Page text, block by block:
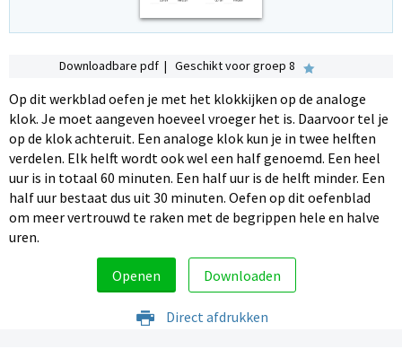
Downloadbare pdf | Geschikt voor groep 8
Op dit werkblad oefen je met het klokkijken op de analoge
klok. Je moet aangeven hoeveel vroeger het is. Daarvoor tel je
op de klok achteruit. Een analoge klok kun je in twee helften
verdelen. Elk helft wordt ook wel een half genoemd. Een heel
uur is in totaal 60 minuten. Een half uur is de helft minder. Een
half uur bestaat dus uit 30 minuten. Oefen op dit oefenblad
om meer vertrouwd te raken met de begrippen hele en halve
uren.
Openen Downloaden
Direct afdrukken